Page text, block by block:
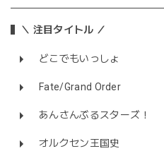
＼ 注目タイトル ／
どこでもいっしょ
Fate/Grand Order
あんさんぶるスターズ！
オルクセン王国史